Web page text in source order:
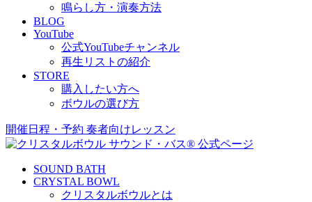
鳴らし方・演奏方法
BLOG
YouTube
公式YouTubeチャンネル
再生リストの紹介
STORE
購入したい方へ
ボウルの選び方
開催日程・予約 奏者向けレッスン
SOUND BATH
CRYSTAL BOWL
クリスタルボウルとは